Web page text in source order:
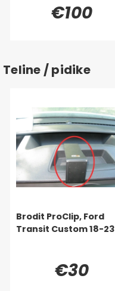
€100
Teline / pidike
Brodit ProClip, Ford
Transit Custom 18-23
€30